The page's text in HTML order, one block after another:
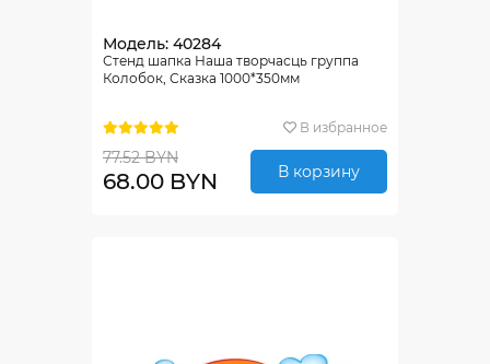
Модель: 40284
Стенд шапка Наша творчасць группа
Колобок, Сказка 1000*350мм
В избранное
77.52 BYN
68.00 BYN В корзину